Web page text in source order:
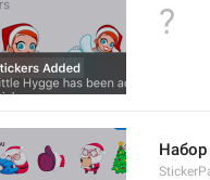
?
Набор